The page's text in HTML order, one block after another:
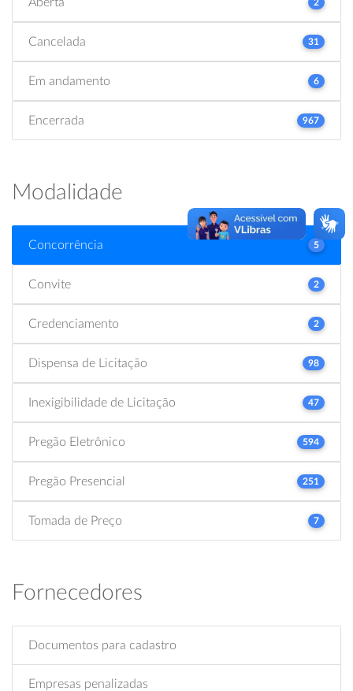
2
Cancelada 31
Em andamento 6
Encerrada 967
Modalidade
Concorrência 5
Convite 2
Credenciamento 2
Dispensa de Licitação 98
Inexigibilidade de Licitação 47
Pregão Eletrônico 594
Pregão Presencial 251
Tomada de Preço 7
Fornecedores
Documentos para cadastro
Empresas penalizadas